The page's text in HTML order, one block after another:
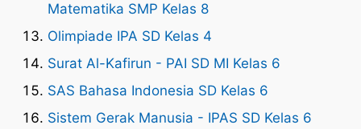
Matematika SMP Kelas 8
Olimpiade IPA SD Kelas 4
Surat Al-Kafirun - PAI SD MI Kelas 6
SAS Bahasa Indonesia SD Kelas 6
Sistem Gerak Manusia - IPAS SD Kelas 6